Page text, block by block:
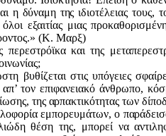
η δύναμη τηςιδιοτέλειας
εξαιτίας μιας
(Κ. Μαρξ)
περεστρόϊκακαι της
στις υπόγειες
απ’ τον επιφανειακό άνθρωπο,
της αρπακτικότητας των
εμπορευμάτων, ο
θέση της, μπορεί να